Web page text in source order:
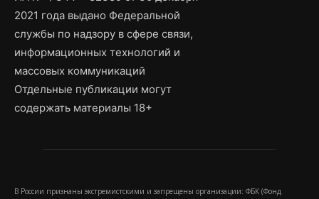
2021 года выдано Федеральной
службы по надзору в сфере связи,
информационных технологий и
массовых коммуникаций
Отдельные публикации могут
содержать материалы 18+
В России признаны экстремистскими и запрещены организации: ФБК (Фонд